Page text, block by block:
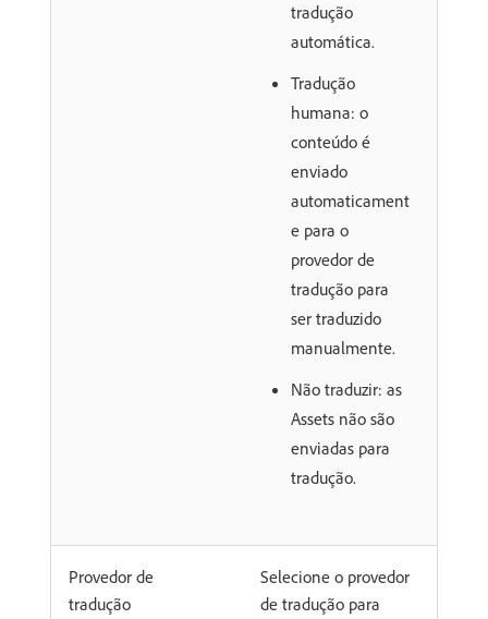
tradução
automática.
Tradução
humana: o
conteúdo é
enviado
automaticament
e para o
provedor de
tradução para
ser traduzido
manualmente.
Não traduzir: as
Assets não são
enviadas para
tradução.
Provedor de
tradução
Selecione o provedor
de tradução para